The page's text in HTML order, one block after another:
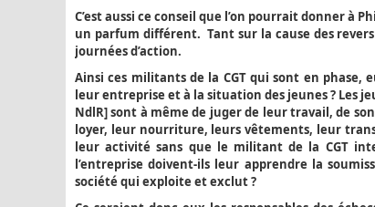
C’est aussi ce conseil que l’on pourrait donner à
un parfum différent. Tant sur la cause des
journées d’action.
Ainsi ces militants de la CGT qui sont en
leur entreprise et à la situation des jeunes ? Les
NdlR] sont à même de juger de leur travail, de
loyer, leur nourriture, leurs vêtements, leur
leur activité sans que le militant de la CGT
l’entreprise doivent-ils leur apprendre la
société qui exploite et exclut ?